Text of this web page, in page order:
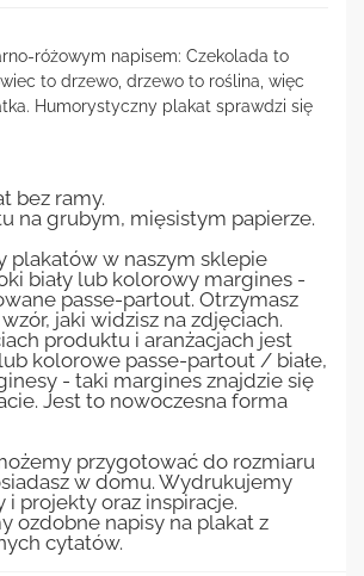
różowym napisem: Czekolada to
to drzewo, drzewo to roślina, więc
Humorystyczny plakat sprawdzi się
bez ramy.
na grubym, mięsistym papierze.
plakatów w naszym sklepie
biały lub kolorowy margines -
passe-partout. Otrzymasz
jaki widzisz na zdjęciach.
produktu i aranżacjach jest
kolorowe passe-partout / białe,
- taki margines znajdzie się
Jest to nowoczesna forma
przygotować do rozmiaru
w domu. Wydrukujemy
i projekty oraz inspiracje.
ozdobne napisy na plakat z
cytatów.